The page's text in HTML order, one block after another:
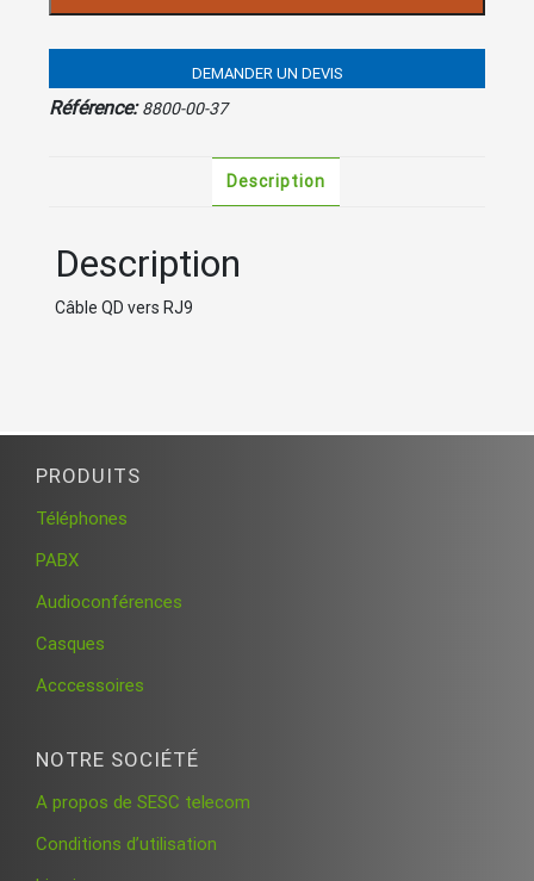
JABRA-
QD-
RJ9
DEMANDER UN DEVIS
Référence:8800-00-37
Description
Description
Câble QD vers RJ9
PRODUITS
Téléphones
PABX
Audioconférences
Casques
Acccessoires
NOTRE SOCIÉTÉ
A propos de SESC telecom
Conditions d’utilisation